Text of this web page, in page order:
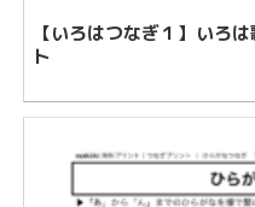
【いろはつなぎ１】いろ
ト